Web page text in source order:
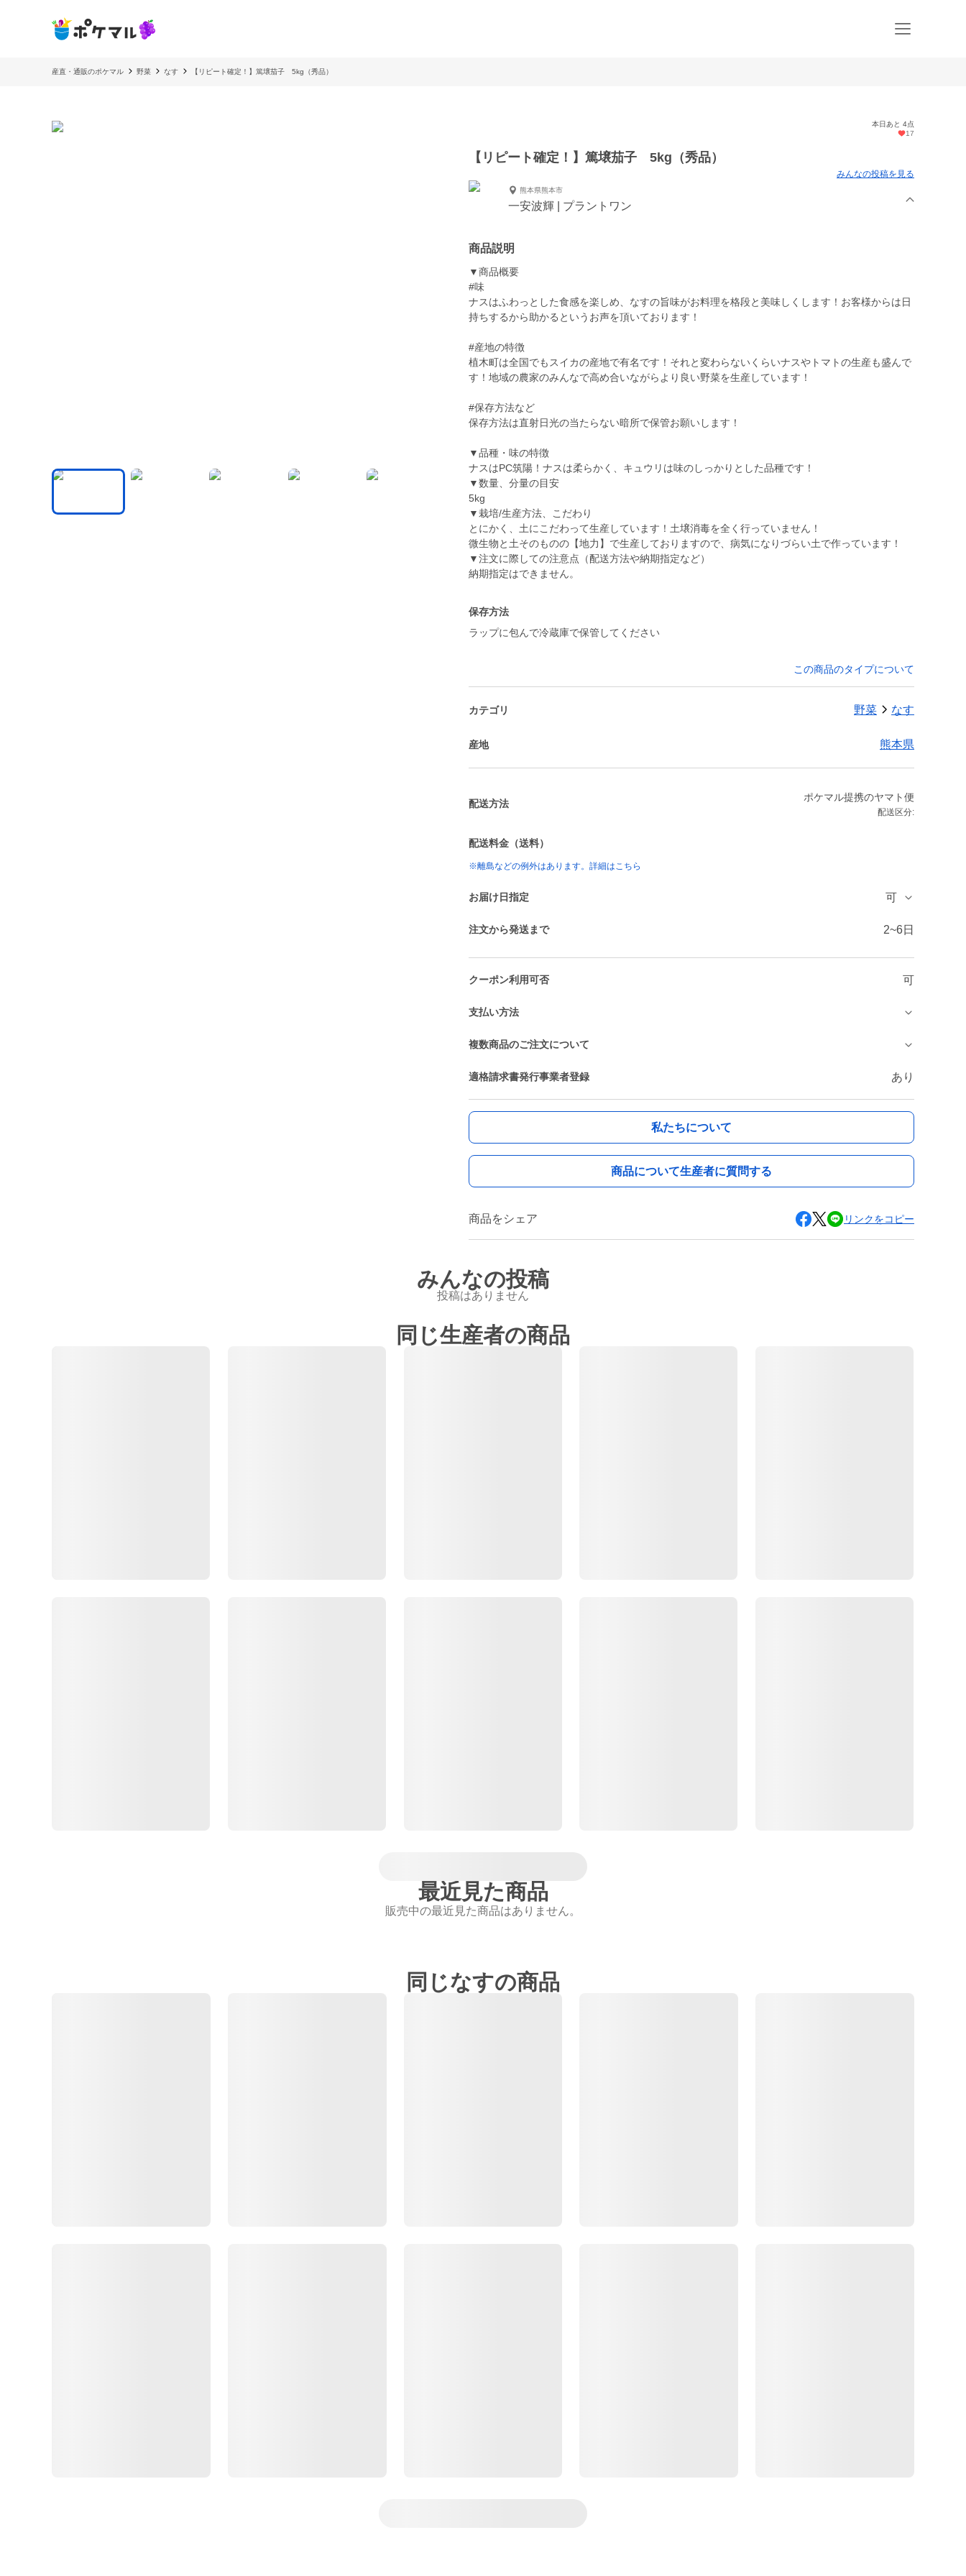
産直・通販のポケマル 野菜 なす 【リピート確定！】篤壌茄子 5kg（秀品）
本日あと 4点
17
【リピート確定！】篤壌茄子 5kg（秀品）
みんなの投稿を見る
熊本県熊本市
一安波輝 | プラントワン
商品説明
▼商品概要
#味
ナスはふわっとした食感を楽しめ、なすの旨味がお料理を格段と美味しくします！お客様からは日
持ちするから助かるというお声を頂いております！
#産地の特徴
植木町は全国でもスイカの産地で有名です！それと変わらないくらいナスやトマトの生産も盛んで
す！地域の農家のみんなで高め合いながらより良い野菜を生産しています！
#保存方法など
保存方法は直射日光の当たらない暗所で保管お願いします！
▼品種・味の特徴
ナスはPC筑陽！ナスは柔らかく、キュウリは味のしっかりとした品種です！
▼数量、分量の目安
5kg
▼栽培/生産方法、こだわり
とにかく、土にこだわって生産しています！土壌消毒を全く行っていません！
微生物と土そのものの【地力】で生産しておりますので、病気になりづらい土で作っています！
▼注文に際しての注意点（配送方法や納期指定など）
納期指定はできません。
保存方法
ラップに包んで冷蔵庫で保管してください
この商品のタイプについて
カテゴリ 野菜 なす
産地 熊本県
配送方法
ポケマル提携のヤマト便
配送区分:
配送料金（送料）
※離島などの例外はあります。詳細はこちら
お届け日指定 可
注文から発送まで 2~6日
クーポン利用可否 可
支払い方法
複数商品のご注文について
適格請求書発行事業者登録 あり
私たちについて
商品について生産者に質問する
商品をシェア リンクをコピー
みんなの投稿
投稿はありません
同じ生産者の商品
最近見た商品
販売中の最近見た商品はありません。
同じなすの商品